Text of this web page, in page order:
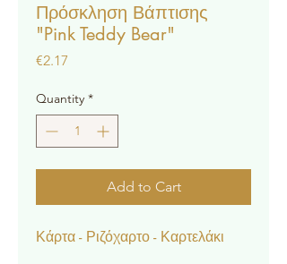
Πρόσκληση Βάπτισης
"Pink Teddy Bear"
€2.17
Quantity *
Add to Cart
Κάρτα - Ριζόχαρτο - Καρτελάκι